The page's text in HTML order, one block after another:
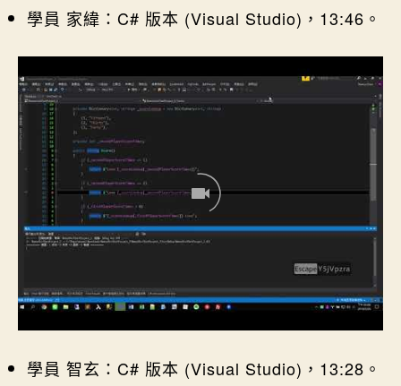
學員 家緯：C# 版本 (Visual Studio)，13:46。
學員 智玄：C# 版本 (Visual Studio)，13:28。